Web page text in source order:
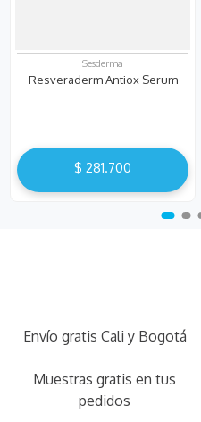
Sesderma
Resveraderm Antiox Serum
$ 281.700
Envío gratis Cali y Bogotá
Muestras gratis en tus
pedidos